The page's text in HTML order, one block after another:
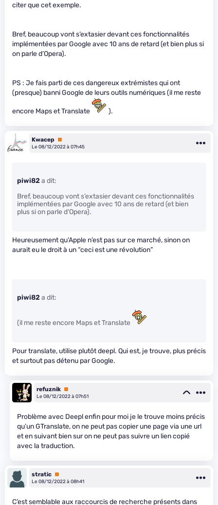
citer que cet exemple.
Bref, beaucoup vont s’extasier devant ces fonctionnalités
implémentées par Google avec 10 ans de retard (et bien plus si
on parle d’Opera).
PS : Je fais parti de ces dangereux extrémistes qui ont
(presque) banni Google de leurs outils numériques (il me reste
encore Maps et Translate ).
Kwacep
Premium
Le 08/12/2022 à 07h45
piwi82a dit:
Bref, beaucoup vont s’extasier devant ces fonctionnalités
implémentées par Google avec 10 ans de retard (et bien
plus si on parle d’Opera).
Heureusement qu’Apple n’est pas sur ce marché, sinon on
aurait eu le droit à un “ceci est une révolution”
piwi82a dit:
(il me reste encore Maps et Translate
Pour translate, utilise plutôt deepl. Qui est, je trouve, plus précis
et surtout pas détenu par Google.
refuznik Premium
Le 08/12/2022 à 07h51
Problème avec Deepl enfin pour moi je le trouve moins précis
qu’un GTranslate, on ne peut pas copier une page via une url
et en suivant bien sur on ne peut pas suivre un lien copié
avec la traduction.
stratic Premium
Le 08/12/2022 à 08h41
C’est semblable aux raccourcis de recherche présents dans